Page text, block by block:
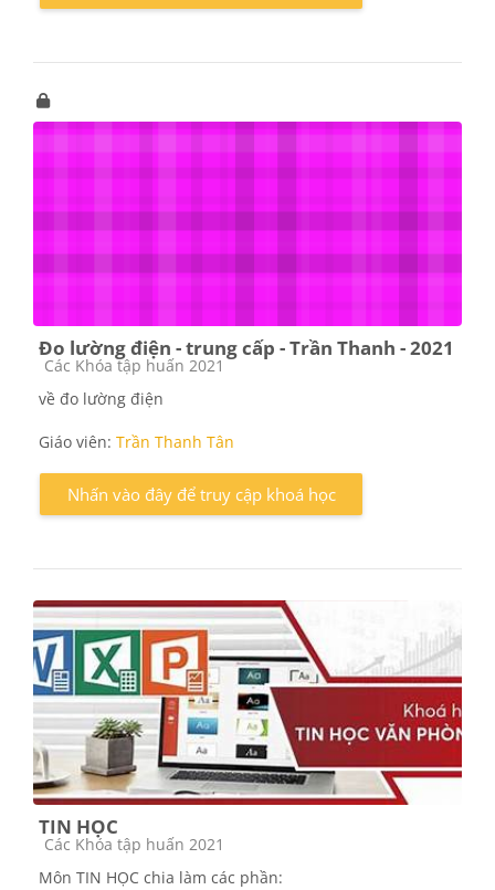
Đo lường điện - trung cấp - Trần Thanh - 2021
Các loại khóa học
Các Khóa tập huấn 2021
về đo lường điện
Giáo viên: Trần Thanh Tân
Nhấn vào đây để truy cập khoá học
TIN HỌC
Các loại khóa học
Các Khóa tập huấn 2021
Môn TIN HỌC chia làm các phần: